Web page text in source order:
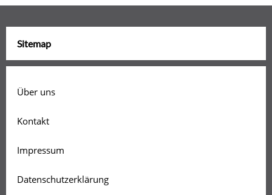
Sitemap
Über uns
Kontakt
Impressum
Datenschutzerklärung